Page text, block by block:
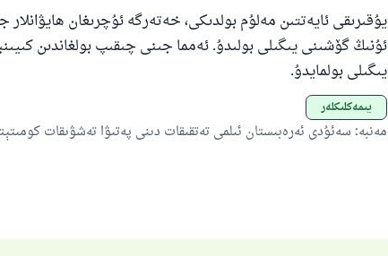
يۇقىرىقى ئايەتتىن مەلۇم بولدىكى، خەتەرگە ئۇچرىغان
ئۇنىڭ گۆشىنى يىگىلى بولىدۇ. ئەمما جىنى چىقىپ بولغاندىن
يىگىلى بولمايدۇ.
يىمەكلىكلەر
مەنبە: سەئۇدى ئەرەبىستان ئىلمى تەتقىقات دىنى پەتىۋا تەشۋىقات